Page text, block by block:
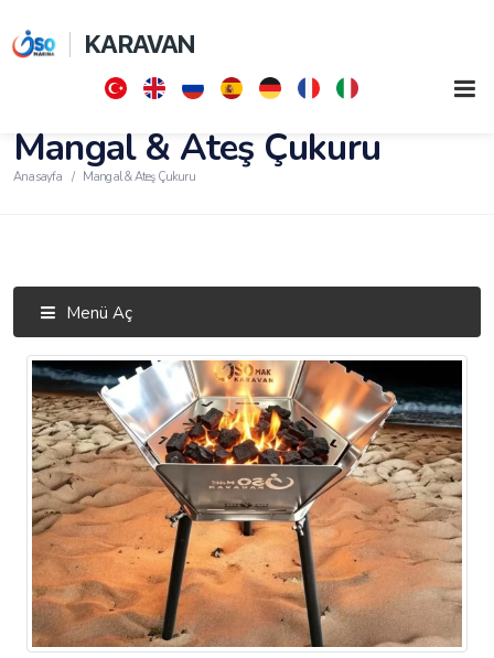
KARAVAN
Mangal & Ateş Çukuru
Anasayfa Mangal & Ateş Çukuru
Menü Aç